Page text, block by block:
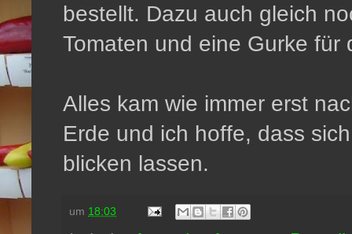
bestellt. Dazu auch gleich
Tomaten und eine Gurke für
Alles kam wie immer erst
Erde und ich hoffe, dass
blicken lassen.
um 18:03